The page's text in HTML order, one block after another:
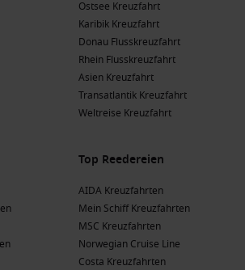
erhaltene deutsche
Ein Besuch im Luderitz Museum ist
über die Geschichte der Region zu
: Die pulsierende Hauptstadt Angolas
aus kolonialer Architektur und
Besuchen Sie dieMalediven
die Kreuzfahrten nach
Tema führt oft durch folgende
Ostsee Kreuzfahrt
Karibik Kreuzfahrt
Donau Flusskreuzfahrt
Rhein Flusskreuzfahrt
Asien Kreuzfahrt
Transatlantik Kreuzfahrt
Weltreise Kreuzfahrt
Top Reedereien
AIDA Kreuzfahrten
Mein Schiff Kreuzfahrten
MSC Kreuzfahrten
Norwegian Cruise Line
Costa Kreuzfahrten